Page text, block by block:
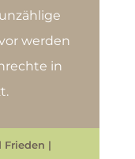
werden
in
Frieden |